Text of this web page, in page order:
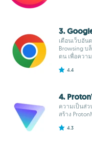
3.
เตือนเว็บอัน
Browsing
ตน เพื่อควา
4.4
4.
ความเป็นส่
สร้าง
4.3